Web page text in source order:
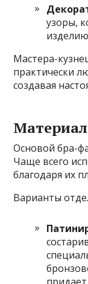
узоры,
Мастера-
практически
создавая
Основой бра-
Чаще всего
благодаря их
Варианты